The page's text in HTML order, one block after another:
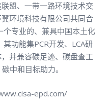
盟、一带一路环境技术交
环境科技有限公司共同合
专业的、兼具中国本土化
功能集PCR开发、LCA研
并兼容碳足迹、碳盘查工
中和目标助力。
epd.com/